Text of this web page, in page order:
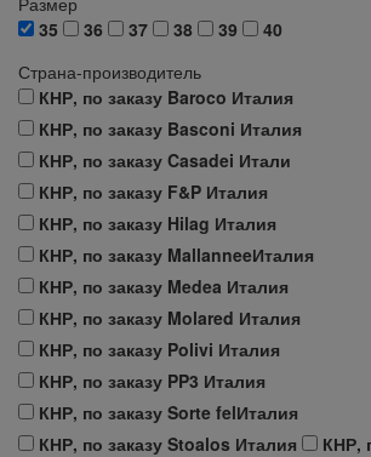
35
36 37 38 39
40
Страна-производитель
КНР, по заказу Baroco Италия
КНР, по заказу Basconi Италия
КНР, по заказу Casadei Итали
КНР, по заказу F&P Италия
КНР, по заказу Hilag Италия
КНР, по заказу MallanneeИталия
КНР, по заказу Medea Италия
КНР, по заказу Molared Италия
КНР, по заказу Polivi Италия
КНР, по заказу PP3 Италия
КНР, по заказу Sorte felИталия
КНР, по заказу Stoalos Италия
КНР,